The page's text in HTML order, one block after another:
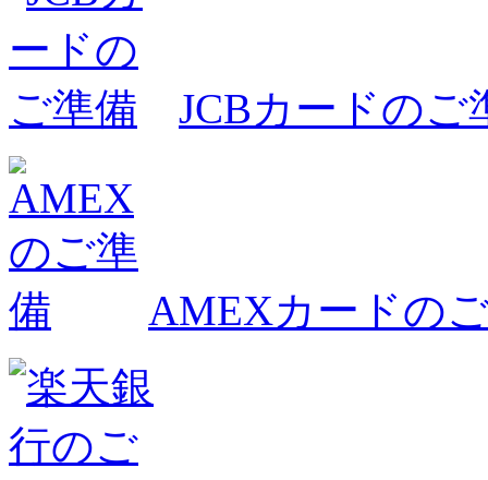
JCBカードのご
AMEXカードの